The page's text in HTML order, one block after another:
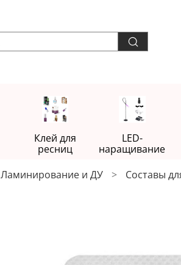
Клей для
ресниц
LED-
наращивание
Ламинирование и ДУ Составы